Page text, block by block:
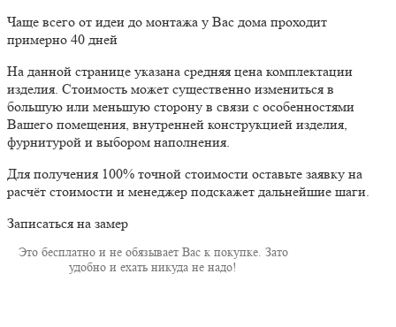
Чаще всего от идеи до монтажа у Вас дома проходит
примерно 40 дней
На данной странице указана средняя цена комплектации
изделия. Стоимость может существенно измениться в
большую или меньшую сторону в связи с особенностями
Вашего помещения, внутренней конструкцией изделия,
фурнитурой и выбором наполнения.
Для получения 100% точной стоимости оставьте заявку на
расчёт стоимости и менеджер подскажет дальнейшие шаги.
Записаться на замер
Это бесплатно и не обязывает Вас к покупке. Зато
удобно и ехать никуда не надо!